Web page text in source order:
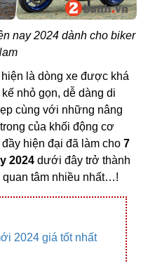
nay 2024 dành cho biker
hiện là dòng xe được khá
nhỏ gọn, dễ dàng di
cùng với những nâng
của khối động cơ
hiện đại đã làm cho 7
2024 dưới đây trở thành
tâm nhiều nhất…!
2024 giá tốt nhất